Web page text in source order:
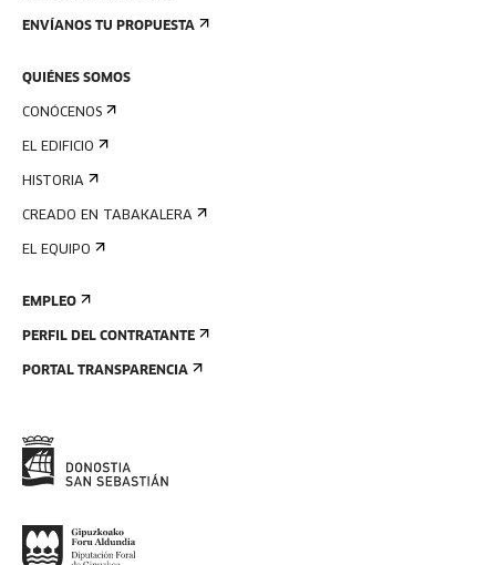
ENVÍANOS TU PROPUESTA
QUIÉNES SOMOS
CONÓCENOS
EL EDIFICIO
HISTORIA
CREADO EN TABAKALERA
EL EQUIPO
EMPLEO
PERFIL DEL CONTRATANTE
PORTAL TRANSPARENCIA